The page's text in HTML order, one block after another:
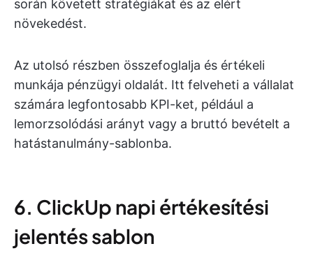
során követett stratégiákat és az elért
növekedést.
Az utolsó részben összefoglalja és értékeli
munkája pénzügyi oldalát. Itt felveheti a vállalat
számára legfontosabb KPI-ket, például a
lemorzsolódási arányt vagy a bruttó bevételt a
hatástanulmány-sablonba.
6. ClickUp napi értékesítési
jelentés sablon